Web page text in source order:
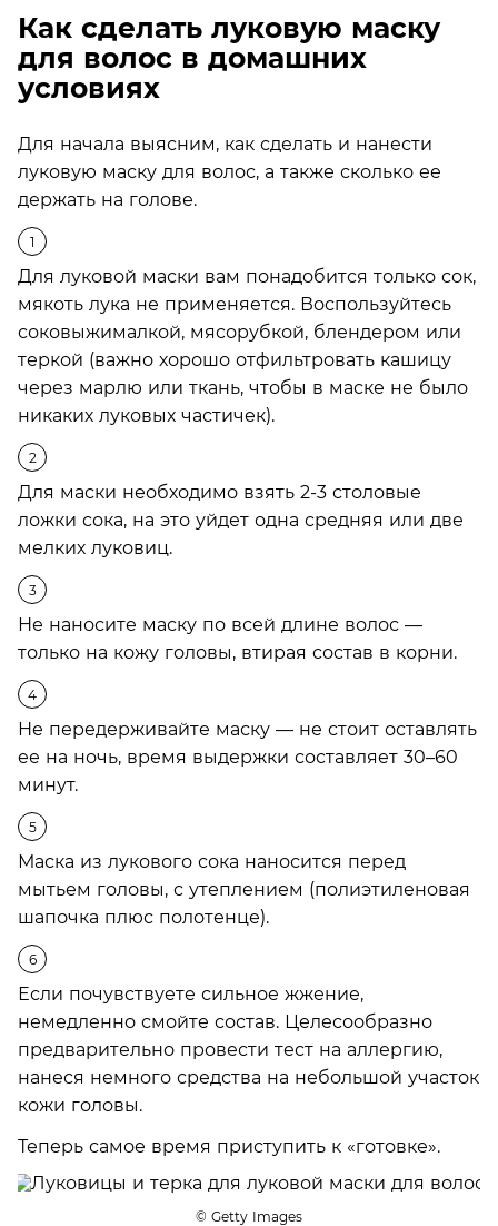
Как сделать луковую маску
для волос в домашних
условиях
Для начала выясним, как сделать и нанести
луковую маску для волос, а также сколько ее
держать на голове.
Для луковой маски вам понадобится только сок,
мякоть лука не применяется. Воспользуйтесь
соковыжималкой, мясорубкой, блендером или
теркой (важно хорошо отфильтровать кашицу
через марлю или ткань, чтобы в маске не было
никаких луковых частичек).
Для маски необходимо взять 2-3 столовые
ложки сока, на это уйдет одна средняя или две
мелких луковиц.
Не наносите маску по всей длине волос —
только на кожу головы, втирая состав в корни.
Не передерживайте маску — не стоит оставлять
ее на ночь, время выдержки составляет 30–60
минут.
Маска из лукового сока наносится перед
мытьем головы, с утеплением (полиэтиленовая
шапочка плюс полотенце).
Если почувствуете сильное жжение,
немедленно смойте состав. Целесообразно
предварительно провести тест на аллергию,
нанеся немного средства на небольшой участок
кожи головы.
Теперь самое время приступить к «готовке».
© Getty Images